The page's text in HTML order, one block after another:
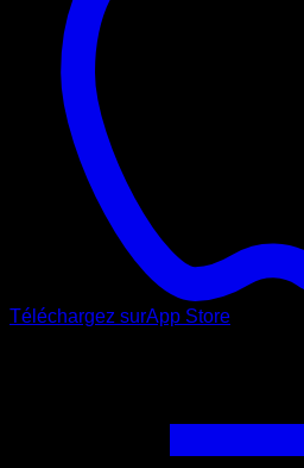
Téléchargez surApp Store